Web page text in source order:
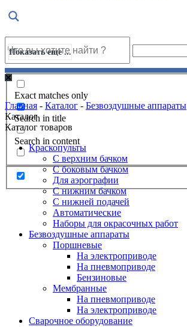
Показать еще ...
Exact matches only
Search in title
Search in content
Главная - Каталог - Безвоздушные аппараты
Каталог
Каталог товаров
Краскопульты
С верхним бачком
С боковым бачком
Для аэрографии
С нижним бачком
С нижней подачей
Автоматические
Наборы для окрасочных работ
Безвоздушные аппараты
Поршневые
На электроприводе
На пневмоприводе
Бензиновые
Мембранные
На пневмоприводе
На электроприводе
Сварочное оборудование